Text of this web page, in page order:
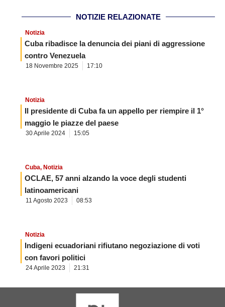
NOTIZIE RELAZIONATE
Notizia
Cuba ribadisce la denuncia dei piani di aggressione
contro Venezuela
18 Novembre 2025 17:10
Notizia
Il presidente di Cuba fa un appello per riempire il 1°
maggio le piazze del paese
30 Aprile 2024 15:05
Cuba, Notizia
OCLAE, 57 anni alzando la voce degli studenti
latinoamericani
11 Agosto 2023 08:53
Notizia
Indigeni ecuadoriani rifiutano negoziazione di voti
con favori politici
24 Aprile 2023 21:31